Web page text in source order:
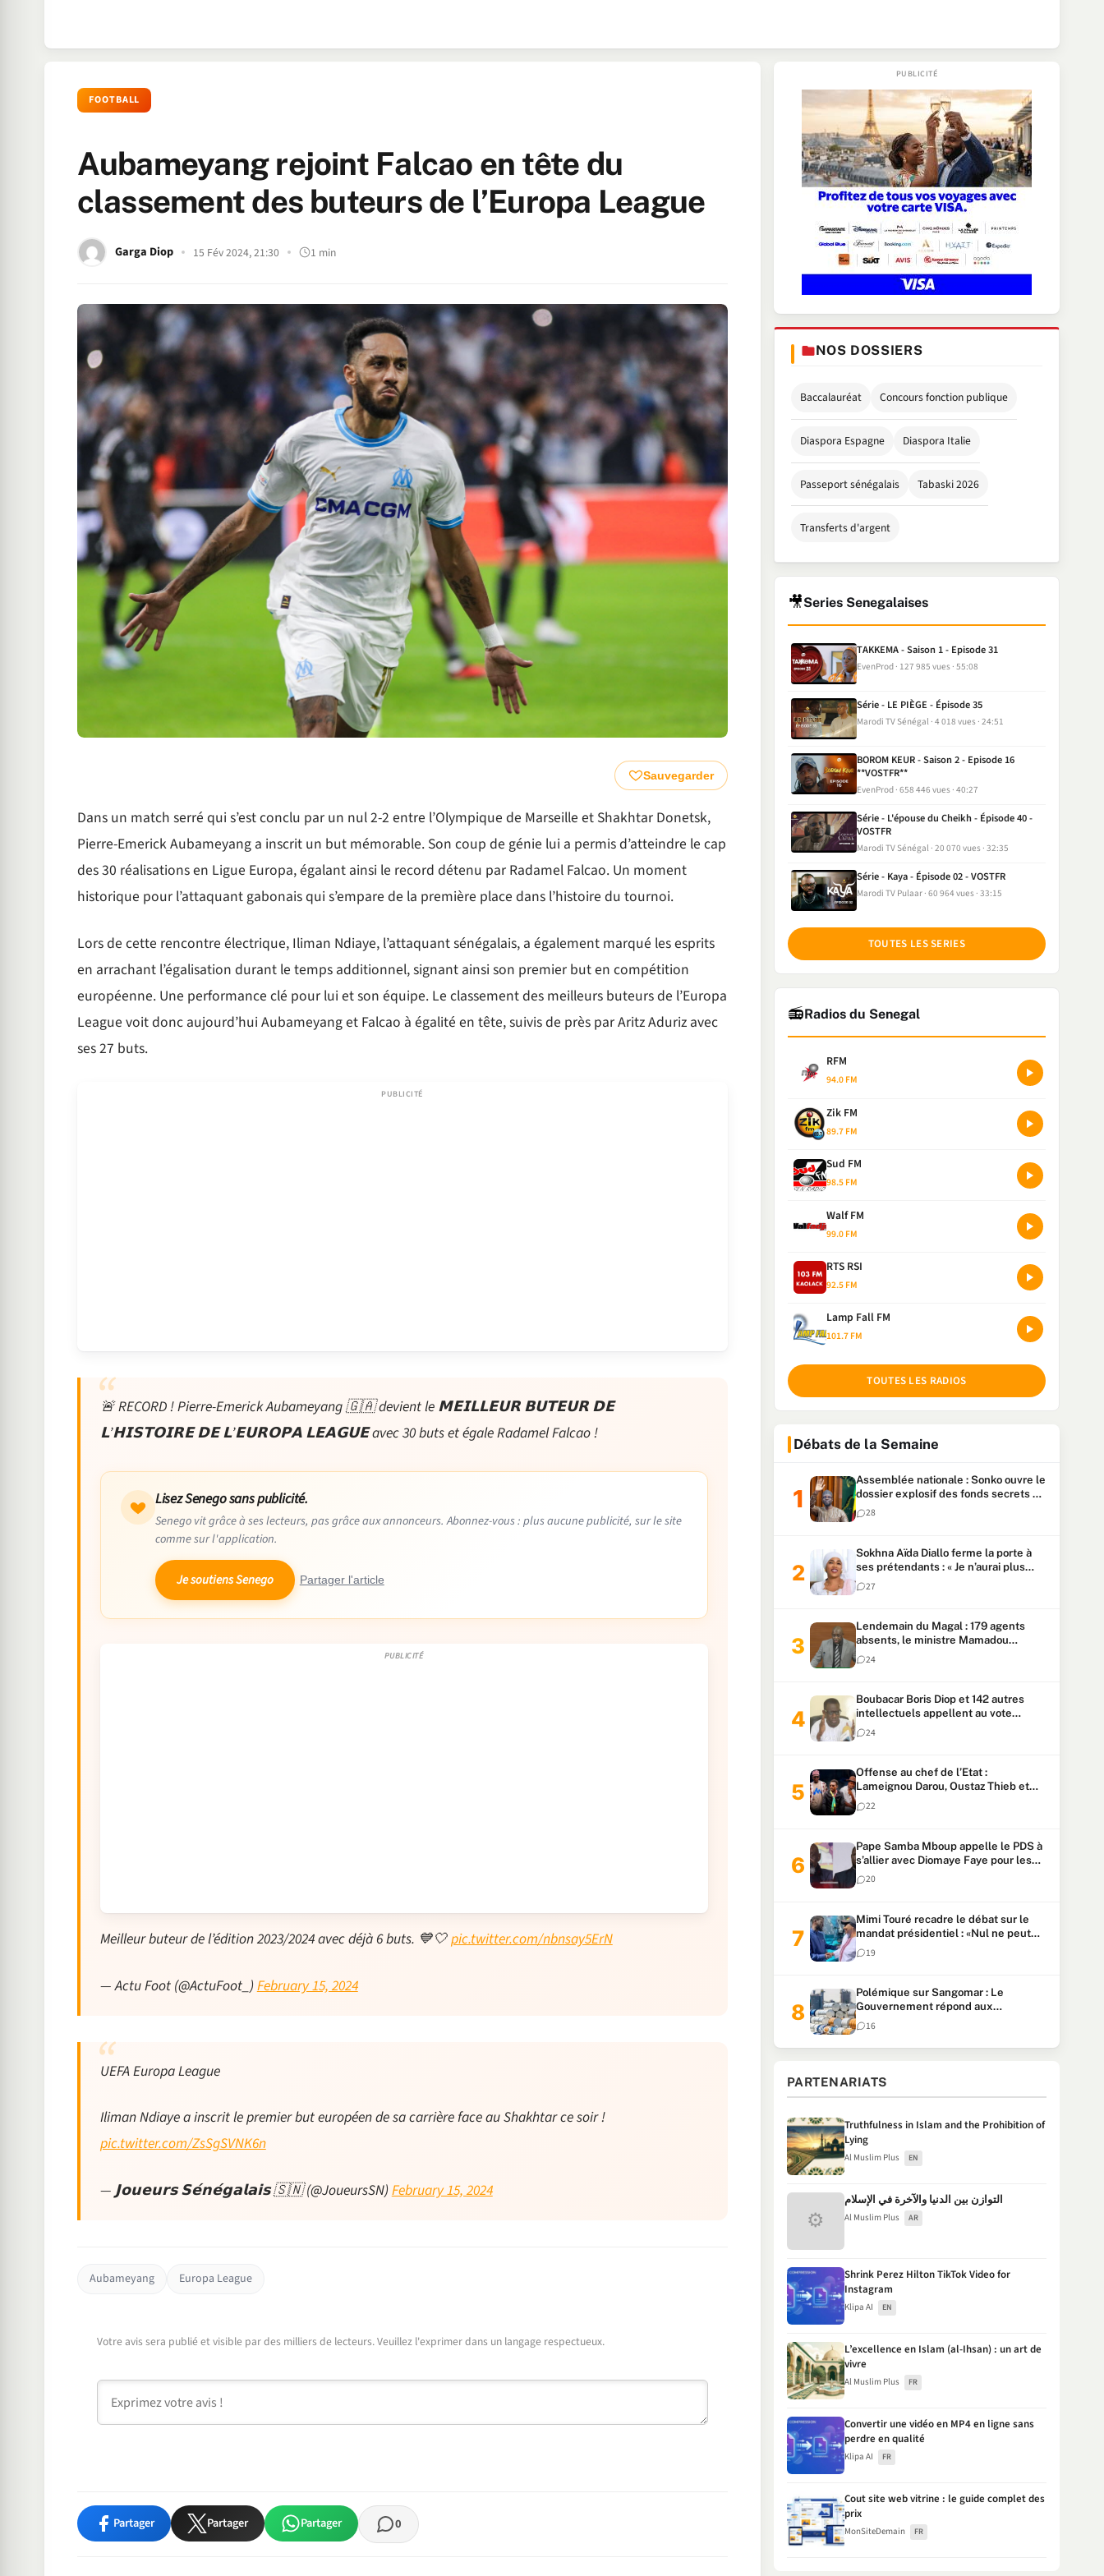
FOOTBALL
Aubameyang rejoint Falcao en tête du
classement des buteurs de l’Europa League
Garga Diop 15 Fév 2024, 21:30 1 min
Sauvegarder
Dans un match serré qui s’est conclu par un nul 2-2 entre l’Olympique de Marseille et Shakhtar Donetsk,
Pierre-Emerick Aubameyang a inscrit un but mémorable. Son coup de génie lui a permis d’atteindre le cap
des 30 réalisations en Ligue Europa, égalant ainsi le record détenu par Radamel Falcao. Un moment
historique pour l’attaquant gabonais qui s’empare de la première place dans l’histoire du tournoi.
Lors de cette rencontre électrique, Iliman Ndiaye, l’attaquant sénégalais, a également marqué les esprits
en arrachant l’égalisation durant le temps additionnel, signant ainsi son premier but en compétition
européenne. Une performance clé pour lui et son équipe. Le classement des meilleurs buteurs de l’Europa
League voit donc aujourd’hui Aubameyang et Falcao à égalité en tête, suivis de près par Aritz Aduriz avec
ses 27 buts.
🚨 RECORD ! Pierre-Emerick Aubameyang 🇬🇦 devient le 𝗠𝗘𝗜𝗟𝗟𝗘𝗨𝗥 𝗕𝗨𝗧𝗘𝗨𝗥 𝗗𝗘
𝗟’𝗛𝗜𝗦𝗧𝗢𝗜𝗥𝗘 𝗗𝗘 𝗟’𝗘𝗨𝗥𝗢𝗣𝗔 𝗟𝗘𝗔𝗚𝗨𝗘 avec 30 buts et égale Radamel Falcao !
Lisez Senego sans publicité.
Senego vit grâce à ses lecteurs, pas grâce aux annonceurs. Abonnez-vous : plus aucune publicité, sur le site
comme sur l'application.
Je soutiens Senego Partager l'article
Meilleur buteur de l’édition 2023/2024 avec déjà 6 buts. 💙🤍pic.twitter.com/nbnsay5ErN
— Actu Foot (@ActuFoot_) February 15, 2024
UEFA Europa League
Iliman Ndiaye a inscrit le premier but européen de sa carrière face au Shakhtar ce soir !
pic.twitter.com/ZsSgSVNK6n
— 𝗝𝗼𝘂𝗲𝘂𝗿𝘀 𝗦𝗲́𝗻𝗲́𝗴𝗮𝗹𝗮𝗶𝘀 🇸🇳 (@JoueursSN)February 15, 2024
Aubameyang Europa League
Votre avis sera publié et visible par des milliers de lecteurs. Veuillez l'exprimer dans un langage respectueux.
Partager Partager Partager 0
NOS DOSSIERS
Baccalauréat Concours fonction publique
Diaspora Espagne Diaspora Italie
Passeport sénégalais Tabaski 2026
Transferts d'argent
🎥Series Senegalaises
TAKKEMA - Saison 1 - Episode 31
EvenProd 127 985 vues 55:08
Série - LE PIÈGE - Épisode 35
Marodi TV Sénégal 4 018 vues 24:51
BOROM KEUR - Saison 2 - Episode 16
**VOSTFR**
EvenProd 658 446 vues 40:27
Série - L'épouse du Cheikh - Épisode 40 -
VOSTFR
Marodi TV Sénégal 20 070 vues 32:35
Série - Kaya - Épisode 02 - VOSTFR
Marodi TV Pulaar 60 964 vues 33:15
TOUTES LES SERIES
📻Radios du Senegal
RFM
94.0 FM
Zik FM
89.7 FM
Sud FM
98.5 FM
Walf FM
99.0 FM
RTS RSI
92.5 FM
Lamp Fall FM
101.7 FM
TOUTES LES RADIOS
Débats de la Semaine
Assemblée nationale : Sonko ouvre le
dossier explosif des fonds secrets et
du patrimoine présidentiel
28
Sokhna Aïda Diallo ferme la porte à
ses prétendants : « Je n’aurai plus
jamais un autre mari »
27
Lendemain du Magal : 179 agents
absents, le ministre Mamadou
Lamine Dianté exige des explications
24
Boubacar Boris Diop et 142 autres
intellectuels appellent au vote
urgent de la révision
constitutionnelle
24
Offense au chef de l’Etat :
Lameignou Darou, Oustaz Thieb et
Ndiaye Touba lourdement
condamnés
22
Pape Samba Mboup appelle le PDS à
s’allier avec Diomaye Faye pour les
locales et tacle Sonko
20
Mimi Touré recadre le débat sur le
mandat présidentiel : «Nul ne peut
faire plus de deux mandats
consécutifs de 5 ans»
19
Polémique sur Sangomar : Le
Gouvernement répond aux
accusations et clarifie le partage des
milliards
16
PARTENARIATS
Truthfulness in Islam and the Prohibition of
Lying
Al Muslim Plus EN
⚙
التوازن بين الدنيا والآخرة في الإسلام
Al Muslim Plus AR
Shrink Perez Hilton TikTok Video for
Instagram
Klipa AI EN
L’excellence en Islam (al-Ihsan) : un art de
vivre
Al Muslim Plus FR
Convertir une vidéo en MP4 en ligne sans
perdre en qualité
Klipa AI FR
Cout site web vitrine : le guide complet des
prix
MonSiteDemain FR